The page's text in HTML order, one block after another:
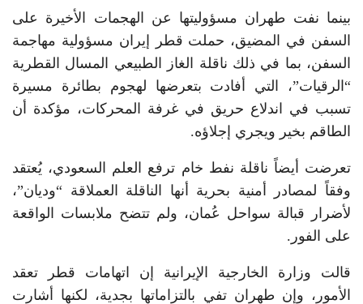
بينما نفت طهران مسؤوليتها عن الهجمات الأخيرة على
السفن في المضيق، حملت قطر إيران مسؤولية مهاجمة
السفن، بما في ذلك ناقلة الغاز الطبيعي المسال القطرية
“الرقيات”، التي أفادت بتعرضها لهجوم بطائرة مسيرة
تسبب في اندلاع حريق في غرفة المحركات، مؤكدة أن
الطاقم بخير ويجري إجلاؤه.
تعرضت أيضاً ناقلة نفط خام ترفع العلم السعودي، يُعتقد
وفقاً لمصادر أمنية بحرية أنها الناقلة العملاقة “وديان”،
لأضرار قبالة سواحل عُمان، ولم تتضح ملابسات الواقعة
على الفور.
قالت وزارة الخارجية الإيرانية إن اتهامات قطر تعقد
الأمور، وإن طهران تفي بالتزاماتها بجدية، لكنها أشارت